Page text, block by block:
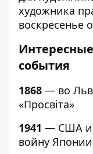
художника
воскресенье
Интер
события
1868 — во
«Просвіта»
1941 — США и
войну